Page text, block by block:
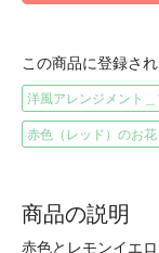
この商品に登録さ
洋風アレンジメント
赤色（レッド）のお花
商品の説明
赤色とレモンイエ